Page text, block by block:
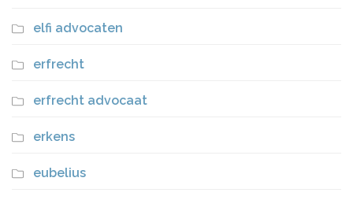
elfi advocaten
erfrecht
erfrecht advocaat
erkens
eubelius